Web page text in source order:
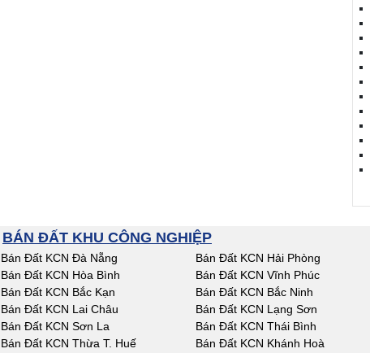
BÁN ĐẤT KHU CÔNG NGHIỆP
Bán Đất KCN Đà Nẵng Bán Đất KCN Hải Phòng
Bán Đất KCN Hòa Bình Bán Đất KCN Vĩnh Phúc
Bán Đất KCN Bắc Kạn Bán Đất KCN Bắc Ninh
Bán Đất KCN Lai Châu Bán Đất KCN Lạng Sơn
Bán Đất KCN Sơn La Bán Đất KCN Thái Bình
Bán Đất KCN Thừa T. Huế Bán Đất KCN Khánh Hoà